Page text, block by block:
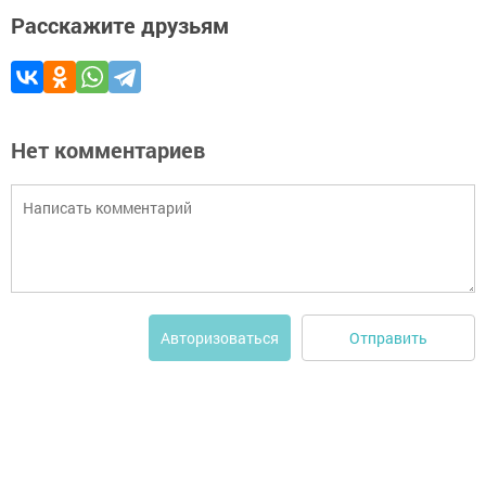
Расскажите друзьям
Нет комментариев
Авторизоваться Отправить